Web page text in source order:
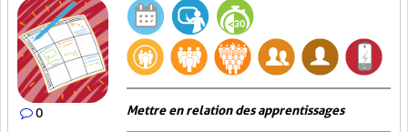
0 Mettre en relation des apprentissages